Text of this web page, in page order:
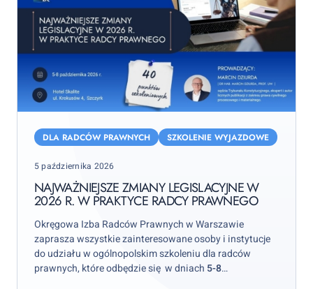
zmiany
2026
praktyce
radcy
prawnego
DLA RADCÓW PRAWNYCH SZKOLENIE WYJAZDOWE
Posted
5 października 2026
NAJWAŻNIEJSZE ZMIANY LEGISLACYJNE W
2026 R. W PRAKTYCE RADCY PRAWNEGO
Okręgowa Izba Radców Prawnych w Warszawie
zaprasza wszystkie zainteresowane osoby i instytucje
do udziału w ogólnopolskim szkoleniu dla radców
prawnych, które odbędzie się w dniach 5-8